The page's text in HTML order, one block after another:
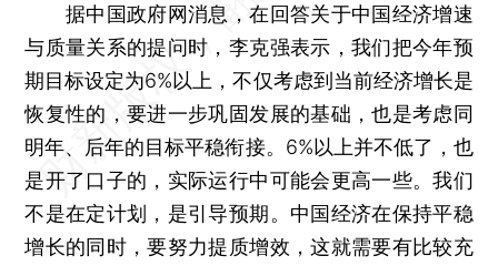
据中国政府网消息，在回答关于中国经济增速
与质量关系的提问时，李克强表示，我们把今年预
期目标设定为6%以上，不仅考虑到当前经济增长是
恢复性的，要进一步巩固发展的基础，也是考虑同
明年、后年的目标平稳衔接。6%以上并不低了，也
是开了口子的，实际运行中可能会更高一些。我们
不是在定计划，是引导预期。中国经济在保持平稳
增长的同时，要努力提质增效，这就需要有比较充